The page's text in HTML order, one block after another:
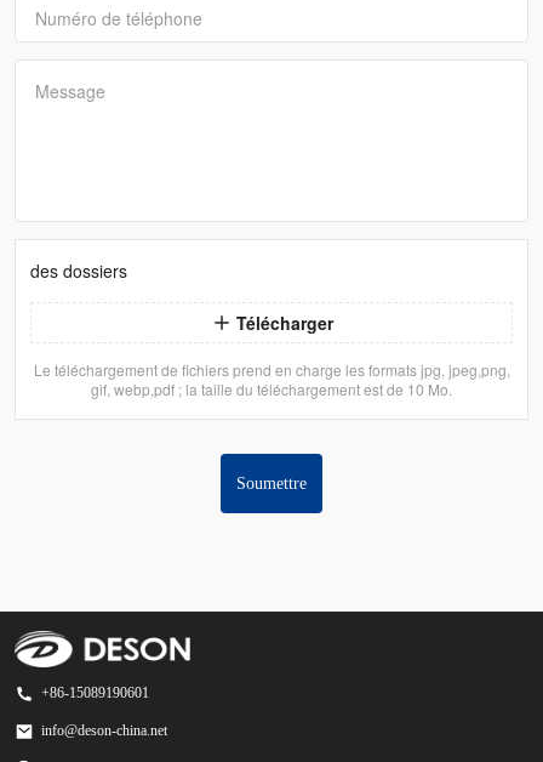
Numéro de téléphone
Message
des dossiers
Télécharger
Le téléchargement de fichiers prend en charge les formats jpg, jpeg,png,
gif, webp,pdf ; la taille du téléchargement est de 10 Mo.
Soumettre
+86-15089190601
info@deson-china.net